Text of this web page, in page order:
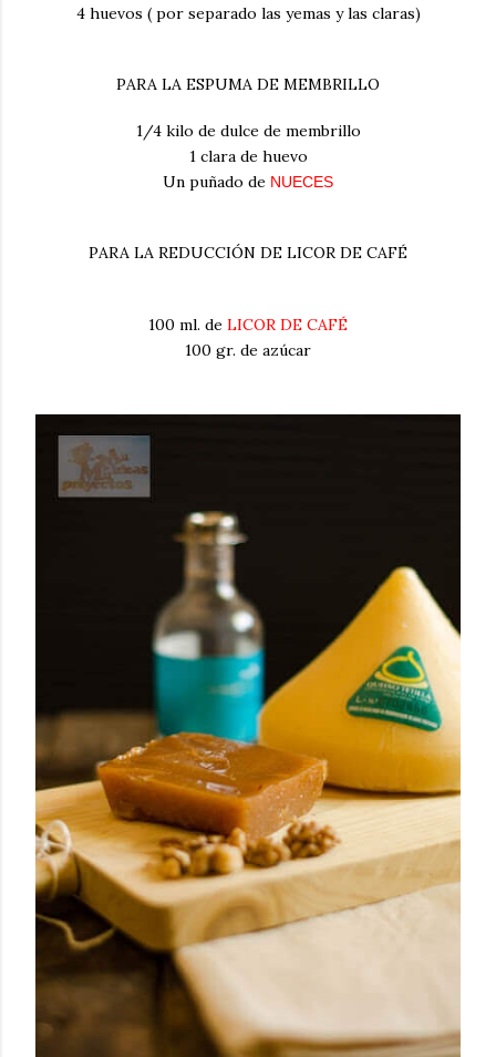
4 huevos ( por separado las yemas y las claras)
PARA LA ESPUMA DE MEMBRILLO
1/4 kilo de dulce de membrillo
1 clara de huevo
Un puñado de NUECES
PARA LA REDUCCIÓN DE LICOR DE CAFÉ
100 ml. de LICOR DE CAFÉ
100 gr. de azúcar